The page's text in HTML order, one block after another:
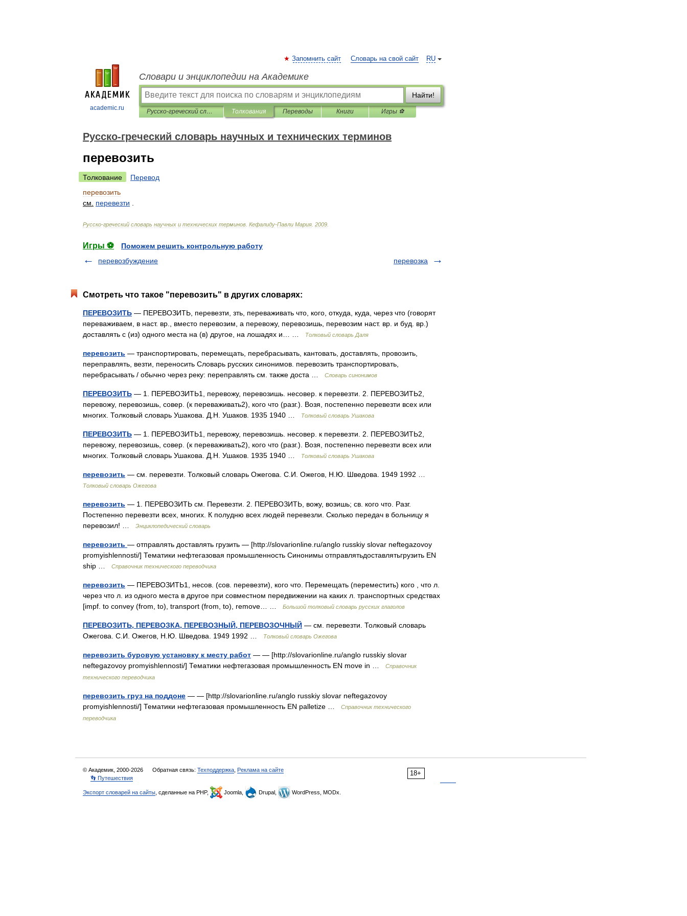
academic.ru
RU
Запомнить сайт Словарь на свой сайт
Словари и энциклопедии на Академике
Найти!
Русско-греческий словарь научных и технических терминов Толкования Переводы Книги Игры ⚽
Русско-греческий словарь научных и технических терминов
перевозить
Толкование
Перевод
перевозить
см
перевезти
Русско-греческий словарь научных и технических терминов Кефалиду-Павли Мария 2009
Игры ⚽
Поможем решить контрольную работу
перевозбуждение
перевозка
Смотреть что такое "перевозить" в других словарях:
ПЕРЕВОЗИТЬ — ПЕРЕВОЗИТЬ, перевезти, зть, переваживать что, кого, откуда, куда, через что (говорят
переваживаем, в наст. вр., вместо перевозим, а перевожу, перевозишь, перевозим наст. вр. и буд. вр.)
доставлять с (из) одного места на (в) другое, на лошадях и… …
Толковый словарь Даля
перевозить — транспортировать, перемещать, перебрасывать, кантовать, доставлять, провозить,
переправлять, везти, переносить Словарь русских синонимов. перевозить транспортировать,
перебрасывать / обычно через реку: переправлять см. также доста …
Словарь синонимов
ПЕРЕВОЗИТЬ — 1. ПЕРЕВОЗИТЬ1, перевожу, перевозишь. несовер. к перевезти. 2. ПЕРЕВОЗИТЬ2,
перевожу, перевозишь, совер. (к переваживать2), кого что (разг.). Возя, постепенно перевезти всех или
многих. Толковый словарь Ушакова. Д.Н. Ушаков. 1935 1940 …
Толковый словарь Ушакова
ПЕРЕВОЗИТЬ — 1. ПЕРЕВОЗИТЬ1, перевожу, перевозишь. несовер. к перевезти. 2. ПЕРЕВОЗИТЬ2,
перевожу, перевозишь, совер. (к переваживать2), кого что (разг.). Возя, постепенно перевезти всех или
многих. Толковый словарь Ушакова. Д.Н. Ушаков. 1935 1940 …
Толковый словарь Ушакова
перевозить — см. перевезти. Толковый словарь Ожегова. С.И. Ожегов, Н.Ю. Шведова. 1949 1992 …
Толковый словарь Ожегова
перевозить — 1. ПЕРЕВОЗИТЬ см. Перевезти. 2. ПЕРЕВОЗИТЬ, вожу, возишь; св. кого что. Разг.
Постепенно перевезти всех, многих. К полудню всех людей перевезли. Сколько передач в больницу я
перевозил! …
Энциклопедический словарь
перевозить — отправлять доставлять грузить — [http://slovarionline.ru/anglo russkiy slovar neftegazovoy
promyishlennosti/] Тематики нефтегазовая промышленность Синонимы отправлятьдоставлятьгрузить EN
ship …
Справочник технического переводчика
перевозить — ПЕРЕВОЗИТЬ1, несов. (сов. перевезти), кого что. Перемещать (переместить) кого , что л.
через что л. из одного места в другое при совместном передвижении на каких л. транспортных средствах
[impf. to convey (from, to), transport (from, to), remove… …
Большой толковый словарь русских глаголов
ПЕРЕВОЗИТЬ, ПЕРЕВОЗКА, ПЕРЕВОЗНЫЙ, ПЕРЕВОЗОЧНЫЙ — см. перевезти. Толковый словарь
Ожегова. С.И. Ожегов, Н.Ю. Шведова. 1949 1992 …
Толковый словарь Ожегова
перевозить буровую установку к месту работ — — [http://slovarionline.ru/anglo russkiy slovar
neftegazovoy promyishlennosti/] Тематики нефтегазовая промышленность EN move in …
Справочник
технического переводчика
перевозить груз на поддоне — — [http://slovarionline.ru/anglo russkiy slovar neftegazovoy
promyishlennosti/] Тематики нефтегазовая промышленность EN palletize …
Справочник технического
переводчика
18+
© Академик, 2000-2026 Обратная связь: Техподдержка Реклама на сайте
👣 Путешествия
Экспорт словарей на сайты , сделанные на PHP, Joomla, Drupal, WordPress, MODx.